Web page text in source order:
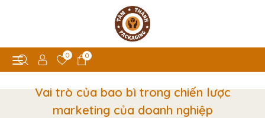
0 0
Vai trò của bao bì trong chiến lược
marketing của doanh nghiệp